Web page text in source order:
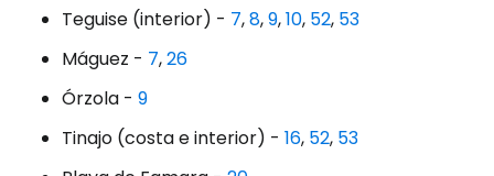
Teguise (interior) - 7,8,9,10, 52, 53
Máguez - 7,26
Órzola - 9
Tinajo (costa e interior) - 16, 52, 53